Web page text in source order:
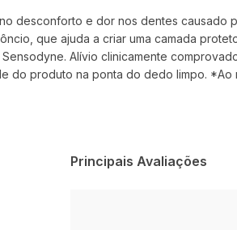
desconforto e dor nos dentes
que ajuda a criar uma camada
Alívio clinicamente
do produto na ponta do dedo limpo.
Principais Avaliações